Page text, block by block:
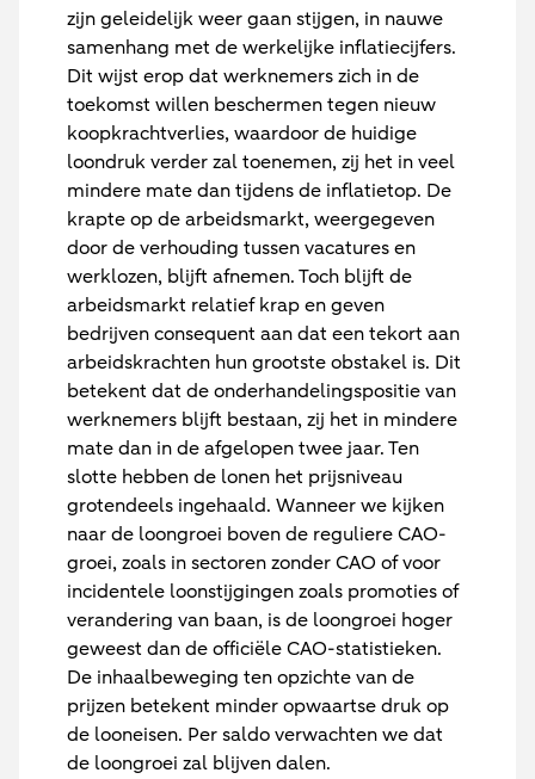
zijn geleidelijk weer gaan stijgen, in nauwe
samenhang met de werkelijke inflatiecijfers.
Dit wijst erop dat werknemers zich in de
toekomst willen beschermen tegen nieuw
koopkrachtverlies, waardoor de huidige
loondruk verder zal toenemen, zij het in veel
mindere mate dan tijdens de inflatietop. De
krapte op de arbeidsmarkt, weergegeven
door de verhouding tussen vacatures en
werklozen, blijft afnemen. Toch blijft de
arbeidsmarkt relatief krap en geven
bedrijven consequent aan dat een tekort aan
arbeidskrachten hun grootste obstakel is. Dit
betekent dat de onderhandelingspositie van
werknemers blijft bestaan, zij het in mindere
mate dan in de afgelopen twee jaar. Ten
slotte hebben de lonen het prijsniveau
grotendeels ingehaald. Wanneer we kijken
naar de loongroei boven de reguliere CAO-
groei, zoals in sectoren zonder CAO of voor
incidentele loonstijgingen zoals promoties of
verandering van baan, is de loongroei hoger
geweest dan de officiële CAO-statistieken.
De inhaalbeweging ten opzichte van de
prijzen betekent minder opwaartse druk op
de looneisen. Per saldo verwachten we dat
de loongroei zal blijven dalen.